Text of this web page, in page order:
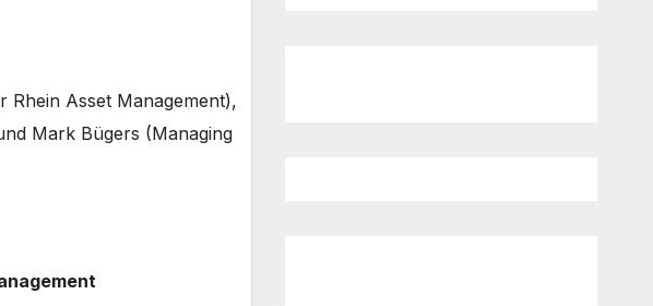
Rhein Asset Management),
Mark Bügers (Managing